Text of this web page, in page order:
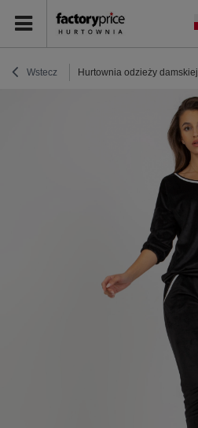
Wstecz Hurtownia odzieży damskiej